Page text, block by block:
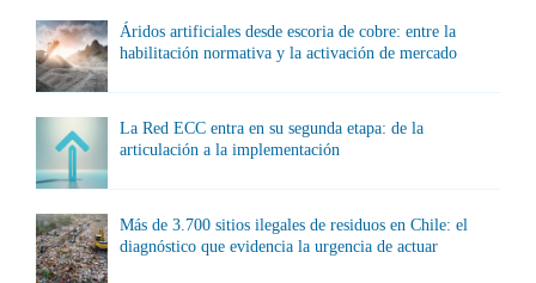
Áridos artificiales desde escoria de cobre: entre la
habilitación normativa y la activación de mercado
La Red ECC entra en su segunda etapa: de la
articulación a la implementación
Más de 3.700 sitios ilegales de residuos en Chile: el
diagnóstico que evidencia la urgencia de actuar